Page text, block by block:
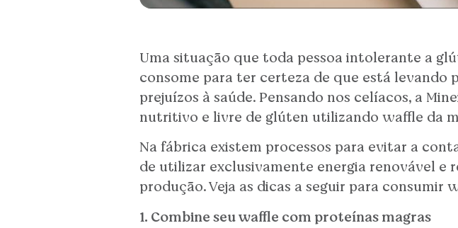
Uma situação que toda pessoa intolerante a
consome para ter certeza de que está levando
prejuízos à saúde. Pensando nos celíacos, a
nutritivo e livre de glúten utilizando waffle da
Na fábrica existem processos para evitar a
de utilizar exclusivamente energia renovável e
produção. Veja as dicas a seguir para consumir
1. Combine seu waffle com proteínas magras